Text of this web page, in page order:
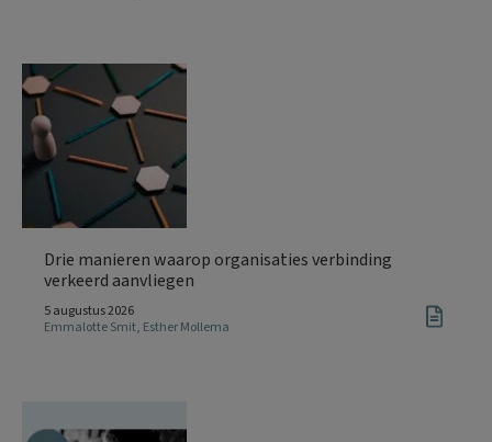
Drie manieren waarop organisaties verbinding
verkeerd aanvliegen
5 augustus 2026
Emmalotte Smit, Esther Mollema